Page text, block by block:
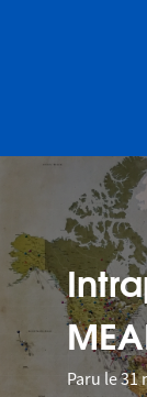
Paru le31